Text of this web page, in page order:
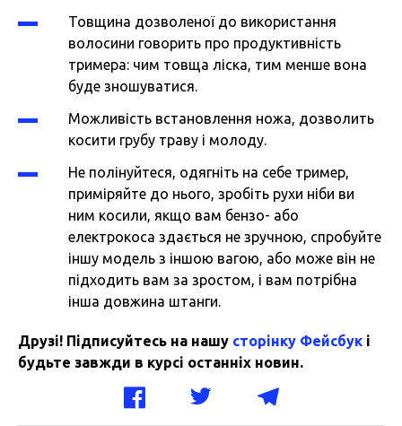
Товщина дозволеної до використання
волосини говорить про продуктивність
тримера: чим товща ліска, тим менше вона
буде зношуватися.
Можливість встановлення ножа, дозволить
косити грубу траву і молоду.
Не полінуйтеся, одягніть на себе тример,
приміряйте до нього, зробіть рухи ніби ви
ним косили, якщо вам бензо- або
електрокоса здається не зручною, спробуйте
іншу модель з іншою вагою, або може він не
підходить вам за зростом, і вам потрібна
інша довжина штанги.
Друзі! Підписуйтесь на нашу сторінку Фейсбук і
будьте завжди в курсі останніх новин.